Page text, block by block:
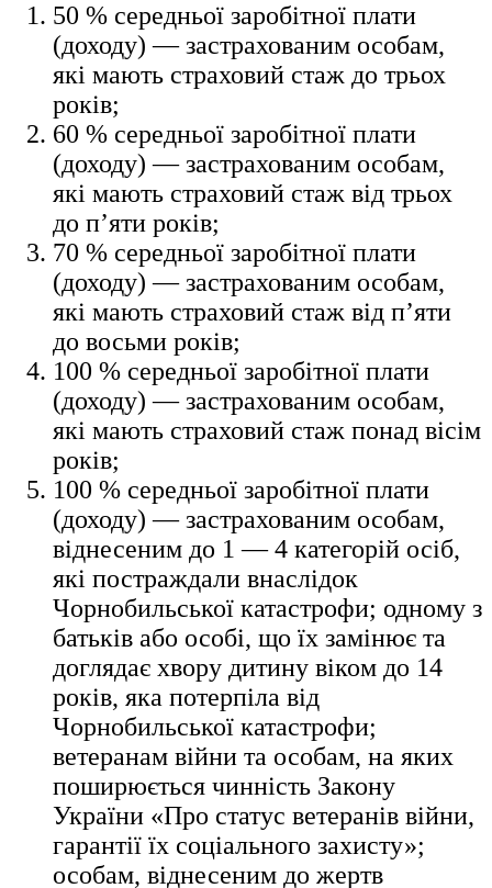
50 % середньої заробітної плати
(доходу) — застрахованим особам,
які мають страховий стаж до трьох
років;
60 % середньої заробітної плати
(доходу) — застрахованим особам,
які мають страховий стаж від трьох
до п’яти років;
70 % середньої заробітної плати
(доходу) — застрахованим особам,
які мають страховий стаж від п’яти
до восьми років;
100 % середньої заробітної плати
(доходу) — застрахованим особам,
які мають страховий стаж понад вісім
років;
100 % середньої заробітної плати
(доходу) — застрахованим особам,
віднесеним до 1 — 4 категорій осіб,
які постраждали внаслідок
Чорнобильської катастрофи; одному з
батьків або особі, що їх замінює та
доглядає хвору дитину віком до 14
років, яка потерпіла від
Чорнобильської катастрофи;
ветеранам війни та особам, на яких
поширюється чинність Закону
України «Про статус ветеранів війни,
гарантії їх соціального захисту»;
особам, віднесеним до жертв